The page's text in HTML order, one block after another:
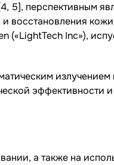
5], перспективным
восстановления
(«LightTech Inc»),
эффективности
а также на